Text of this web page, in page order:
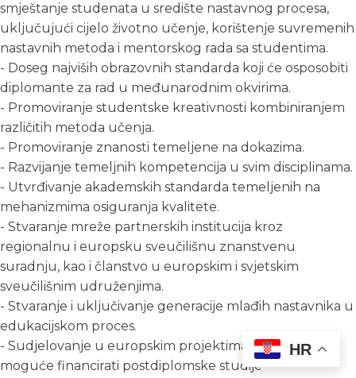
smještanje studenata u središte nastavnog procesa,
uključujući cijelo životno učenje, korištenje suvremenih
nastavnih metoda i mentorskog rada sa studentima.
- Doseg najviših obrazovnih standarda koji će osposobiti
diplomante za rad u međunarodnim okvirima.
- Promoviranje studentske kreativnosti kombiniranjem
različitih metoda učenja.
- Promoviranje znanosti temeljene na dokazima.
- Razvijanje temeljnih kompetencija u svim disciplinama.
- Utvrđivanje akademskih standarda temeljenih na
mehanizmima osiguranja kvalitete.
- Stvaranje mreže partnerskih institucija kroz
regionalnu i europsku sveučilišnu znanstvenu
suradnju, kao i članstvo u europskim i svjetskim
sveučilišnim udruženjima.
- Stvaranje i uključivanje generacije mlađih nastavnika u
edukacijskom proces.
- Sudjelovanje u europskim projektima kojima je
moguće financirati postdiplomske studije
HR